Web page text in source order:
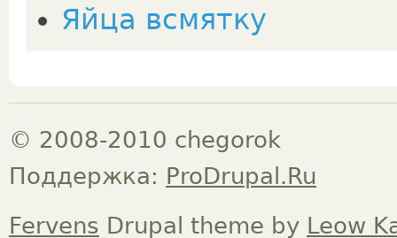
Яйца всмятку
© 2008-2010 chegorok
Поддержка: ProDrupal.Ru
Fervens Drupal theme by Leow